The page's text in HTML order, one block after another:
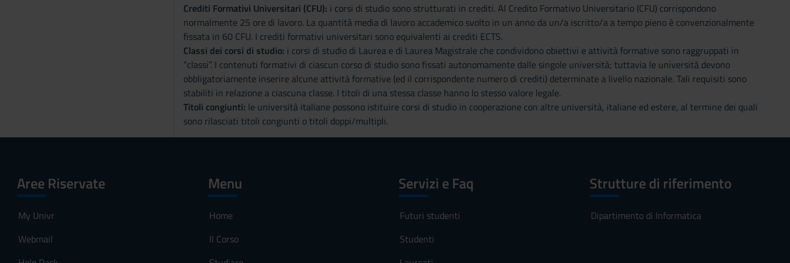
Crediti Formativi Universitari (CFU): i corsi di studio sono strutturati in crediti. Al Credito Formativo Universitario (CFU) corrispondono
normalmente 25 ore di lavoro. La quantità media di lavoro accademico svolto in un anno da un/a iscritto/a a tempo pieno è convenzionalmente
fissata in 60 CFU. I crediti formativi universitari sono equivalenti ai crediti ECTS.
Classi dei corsi di studio: i corsi di studio di Laurea e di Laurea Magistrale che condividono obiettivi e attività formative sono raggruppati in
“classi”. I contenuti formativi di ciascun corso di studio sono fissati autonomamente dalle singole università; tuttavia le università devono
obbligatoriamente inserire alcune attività formative (ed il corrispondente numero di crediti) determinate a livello nazionale. Tali requisiti sono
stabiliti in relazione a ciascuna classe. I titoli di una stessa classe hanno lo stesso valore legale.
Titoli congiunti: le università italiane possono istituire corsi di studio in cooperazione con altre università, italiane ed estere, al termine dei quali
sono rilasciati titoli congiunti o titoli doppi/multipli.
Aree Riservate
My Univr
Webmail
Menu
Home
Il Corso
Servizi e Faq
Futuri studenti
Studenti
Strutture di riferimento
Dipartimento di Informatica